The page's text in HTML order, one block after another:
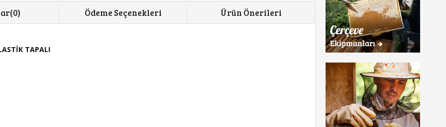
(0) Ödeme Seçenekleri Ürün Önerileri
TAPALI